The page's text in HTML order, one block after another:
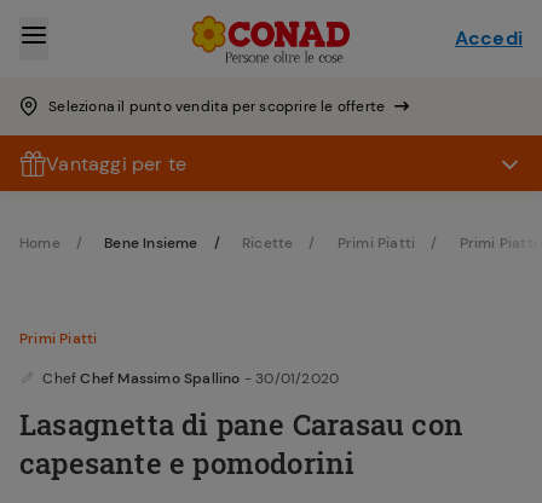
Seleziona il punto vendita per scoprire le offerte
Accedi
Vantaggi per te
Home Bene Insieme Ricette Primi Piatti Primi Piatti
Primi Piatti
Chef Chef Massimo Spallino - 30/01/2020
Lasagnetta di pane Carasau con
capesante e pomodorini